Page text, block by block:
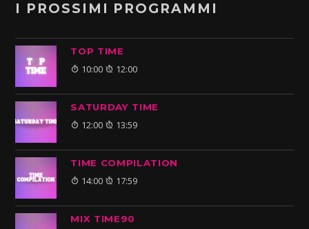
I PROSSIMI PROGRAMMI
TOP TIME
10:00 12:00
SATURDAY TIME
12:00 13:59
TIME COMPILATION
14:00 17:59
MIX TIME90